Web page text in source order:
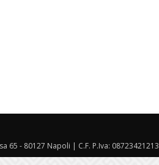
65 - 80127 Napoli | C.F. P.Iva: 08723421213